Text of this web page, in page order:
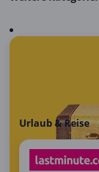
Urlaub & Reise